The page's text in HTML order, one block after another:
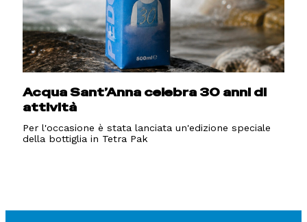
Acqua Sant’Anna celebra 30 anni di
attività
Per l'occasione è stata lanciata un'edizione speciale
della bottiglia in Tetra Pak